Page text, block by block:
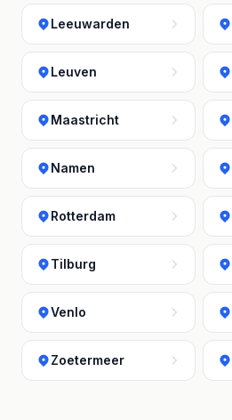
Leeuwarden
Leuven
Maastricht
Namen
Rotterdam
Tilburg
Venlo
Zoetermeer